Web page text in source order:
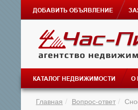
ДОБАВИТЬ ОБЪЯВЛЕНИЕ
агентство
КАТАЛОГ НЕДВИЖИМОСТИ О
Главная Вопрос-ответ